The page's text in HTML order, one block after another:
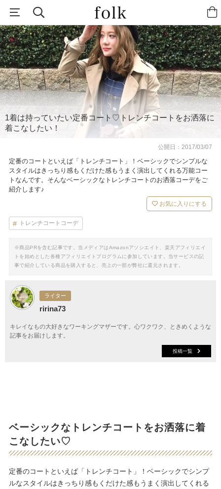
1着は持っていたい定番コート♡トレンチコートをお洒落に
着こなしたい！
公開日：2017/03/07
定番のコートといえば「トレンチコート」！ベーシックでシンプルな
スタイルはきっちり感もくだけた感もうまく演出してくれる万能コー
トなんです。そんなベーシックなトレンチコートのお洒落コーデをご
紹介します♪
お気に入りにする
トレンチコートコーデ
※商品PRを含む記事です。当メディアはAmazonアソシエイト、楽天アフィリエイ
トを始めとした各種アフィリエイトプログラムに参加しています。当サービスの記
事で紹介している商品を購入すると、売上の一部が弊社に還元されます。
ライター
ririna73
キレイなもの大好きなワーキングマザーです。心ワクワク、ときめくような
記事をお届けします。
投稿一覧
ベーシックなトレンチコートをお洒落に着
こなしたい♡
定番のコートといえば「トレンチコート」！ベーシックでシンプ
ルなスタイルはきっちり感もくだけた感もうまく演出してくれる